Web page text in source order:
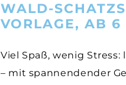
WALD-
VORLAGE, AB 6
Viel Spaß, wenig
– mit spannendender